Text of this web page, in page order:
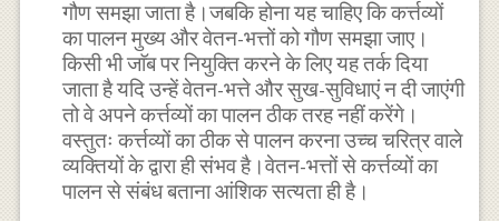
गौण समझा जाता है।जबकि होना यह चाहिए कि कर्त्तव्यों
का पालन मुख्य और वेतन-भत्तों को गौण समझा जाए।
किसी भी जाॅब पर नियुक्ति करने के लिए यह तर्क दिया
जाता है यदि उन्हें वेतन-भत्ते और सुख-सुविधाएं न दी जाएंगी
तो वे अपने कर्त्तव्यों का पालन ठीक तरह नहीं करेंगे।
वस्तुतः कर्त्तव्यों का ठीक से पालन करना उच्च चरित्र वाले
व्यक्तियों के द्वारा ही संभव है।वेतन-भत्तों से कर्त्तव्यों का
पालन से संबंध बताना आंशिक सत्यता ही है।